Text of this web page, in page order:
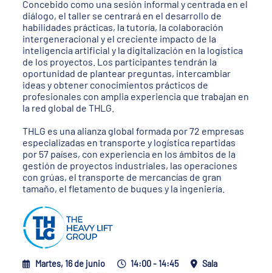
Concebido como una sesión informal y centrada en el
diálogo, el taller se centrará en el desarrollo de
habilidades prácticas, la tutoría, la colaboración
intergeneracional y el creciente impacto de la
inteligencia artificial y la digitalización en la logística
de los proyectos. Los participantes tendrán la
oportunidad de plantear preguntas, intercambiar
ideas y obtener conocimientos prácticos de
profesionales con amplia experiencia que trabajan en
la red global de THLG.
THLG es una alianza global formada por 72 empresas
especializadas en transporte y logística repartidas
por 57 países, con experiencia en los ámbitos de la
gestión de proyectos industriales, las operaciones
con grúas, el transporte de mercancías de gran
tamaño, el fletamento de buques y la ingeniería.
Martes, 16 de junio 14:00 - 14:45
Sala